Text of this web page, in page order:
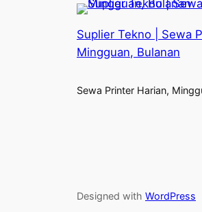
Suplier Tekno | Sewa
Mingguan, Bulanan
Sewa Printer Harian,
Designed with WordPress